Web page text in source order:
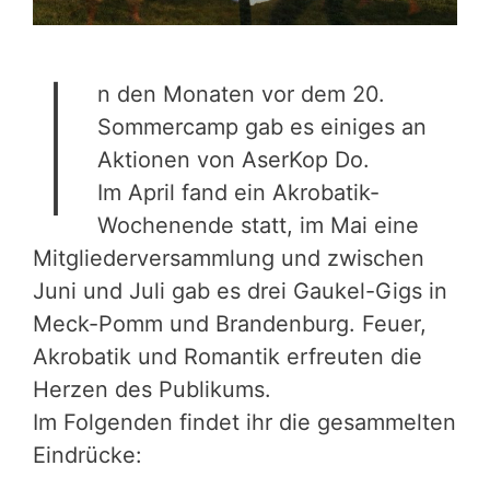
I
n den Monaten vor dem 20.
Sommercamp gab es einiges an
Aktionen von AserKop Do.
Im April fand ein Akrobatik-
Wochenende statt, im Mai eine
Mitgliederversammlung und zwischen
Juni und Juli gab es drei Gaukel-Gigs in
Meck-Pomm und Brandenburg. Feuer,
Akrobatik und Romantik erfreuten die
Herzen des Publikums.
Im Folgenden findet ihr die gesammelten
Eindrücke: